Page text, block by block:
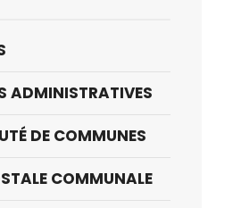
ADMINISTRATIVES
DE COMMUNES
COMMUNALE